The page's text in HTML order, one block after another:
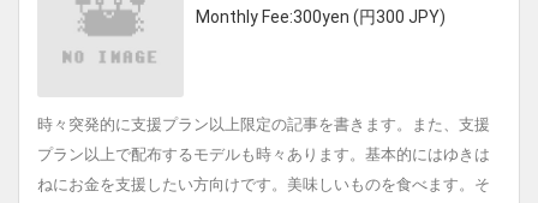
Monthly Fee:300yen (円300 JPY)
時々突発的に支援プラン以上限定の記事を書きます。また、支援
プラン以上で配布するモデルも時々あります。基本的にはゆきは
ねにお金を支援したい方向けです。美味しいものを食べます。そ